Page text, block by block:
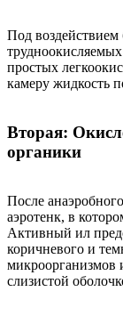
Под воздействием
простых
камеру жидкость
Вторая:
органики
После
аэротенк, в
Активный ил
коричневого и
микроорганизмов
слизистой